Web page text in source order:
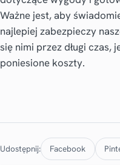
Ważne jest, aby
najlepiej zabezpieczy
się nimi przez długi czas,
poniesione koszty.
Udostępnij: Facebook